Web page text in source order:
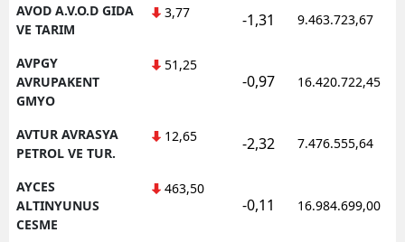
AVOD A.V.O.D GIDA
VE TARIM
3,77 -1,31 9.463.723,67
AVPGY
AVRUPAKENT
GMYO
51,25
-0,97 16.420.722,45
AVTUR AVRASYA
PETROL VE TUR.
12,65 -2,32 7.476.555,64
AYCES
ALTINYUNUS
CESME
463,50
-0,11 16.984.699,00